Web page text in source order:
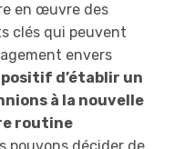
en œuvre des
clés qui peuvent
envers
d’établir un
à la nouvelle
routine